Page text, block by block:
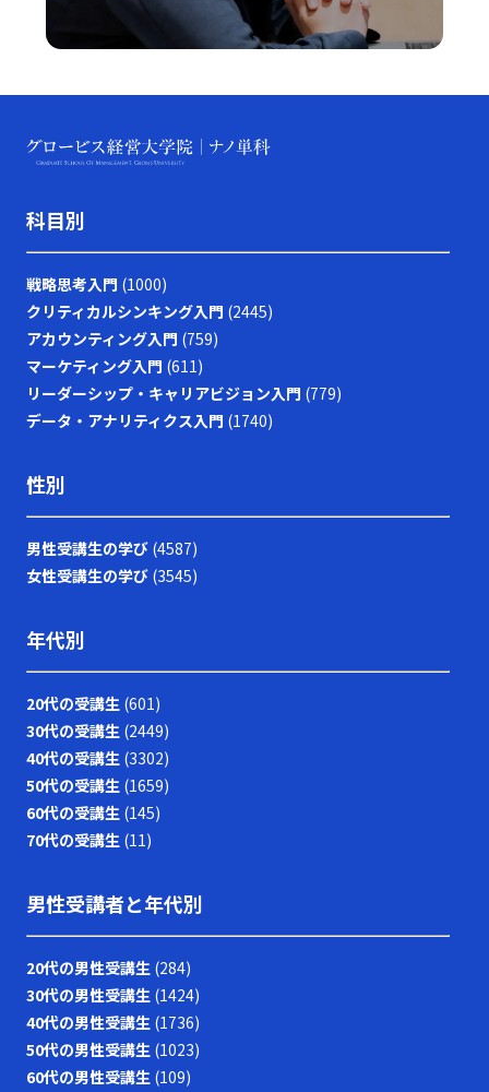
シーンは、一層熾烈な競争と急速な市場変化が予想される
ため、レッドオーシャン 戦い方においても、常に柔軟な
うことの重要性が理解できるでしょう。さらに、競合他社
掴むことが可能となります。 最終的に、レッドオーシャ
スパーソン自身が常に学び、挑戦し続ける姿勢が求められ
ます。現代の急激な変革期において、若手ビジネスマンが
自らのキャリアと企業の成長を支えるためにも、戦略的思
考と柔軟な対応力を身につけ、レッドオーシャンの荒波を
乗り越えるための確固たる手法を確立することが今後の成
功に直結すると言えるでしょう。
科目別
戦略思考入門 (1000)
クリティカルシンキング入門 (2445)
アカウンティング入門 (759)
マーケティング入門 (611)
リーダーシップ・キャリアビジョン入門 (779)
データ・アナリティクス入門 (1740)
性別
男性受講生の学び (4587)
女性受講生の学び (3545)
年代別
20代の受講生 (601)
30代の受講生 (2449)
40代の受講生 (3302)
50代の受講生 (1659)
60代の受講生 (145)
70代の受講生 (11)
男性受講者と年代別
20代の男性受講生 (284)
30代の男性受講生 (1424)
40代の男性受講生 (1736)
50代の男性受講生 (1023)
60代の男性受講生 (109)